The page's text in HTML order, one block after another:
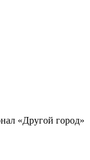
«Другой город»